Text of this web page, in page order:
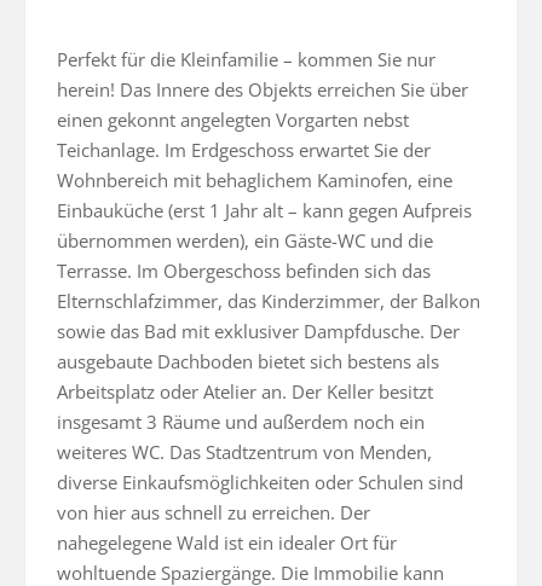
Perfekt für die Kleinfamilie – kommen Sie nur
herein! Das Innere des Objekts erreichen Sie über
einen gekonnt angelegten Vorgarten nebst
Teichanlage. Im Erdgeschoss erwartet Sie der
Wohnbereich mit behaglichem Kaminofen, eine
Einbauküche (erst 1 Jahr alt – kann gegen Aufpreis
übernommen werden), ein Gäste-WC und die
Terrasse. Im Obergeschoss befinden sich das
Elternschlafzimmer, das Kinderzimmer, der Balkon
sowie das Bad mit exklusiver Dampfdusche. Der
ausgebaute Dachboden bietet sich bestens als
Arbeitsplatz oder Atelier an. Der Keller besitzt
insgesamt 3 Räume und außerdem noch ein
weiteres WC. Das Stadtzentrum von Menden,
diverse Einkaufsmöglichkeiten oder Schulen sind
von hier aus schnell zu erreichen. Der
nahegelegene Wald ist ein idealer Ort für
wohltuende Spaziergänge. Die Immobilie kann